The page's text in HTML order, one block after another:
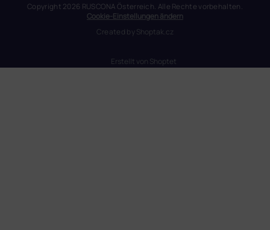
Erstellt von Shoptet
Copyright 2026 RUSCONA Österreich. Alle Rechte vorbehalten.
Cookie-Einstellungen ändern
Created byShoptak.cz